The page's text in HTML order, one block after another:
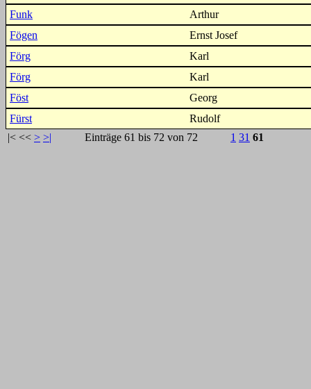
Funk
Arthur
Fögen
Ernst Josef
Förg
Karl
Förg
Karl
Föst
Georg
Fürst
Rudolf
|< << > >| Einträge 61 bis 72 von 72 1 31 61